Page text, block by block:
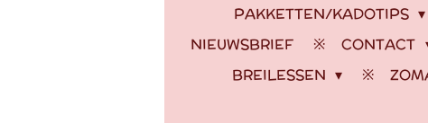
PAKKETTEN/KADOTIPS
NIEUWSBRIEF
CONTACT
BREILESSEN